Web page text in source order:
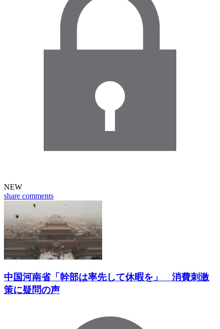
NEW
share comments
中国河南省「幹部は率先して休暇を」 消費刺激
策に疑問の声